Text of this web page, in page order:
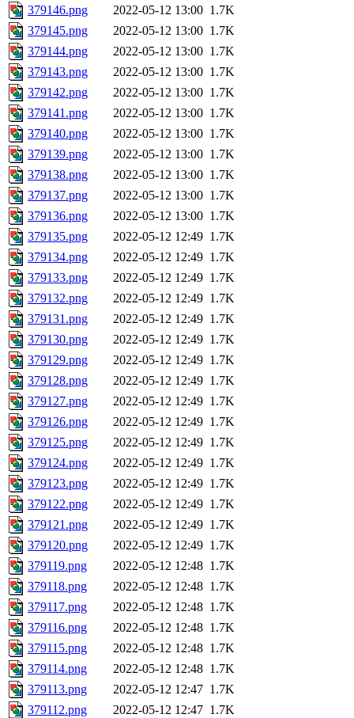
379146.png
2022-05-12 13:00 1.7K
379145.png
2022-05-12 13:00 1.7K
379144.png
2022-05-12 13:00 1.7K
379143.png
2022-05-12 13:00 1.7K
379142.png
2022-05-12 13:00 1.7K
379141.png
2022-05-12 13:00 1.7K
379140.png
2022-05-12 13:00 1.7K
379139.png
2022-05-12 13:00 1.7K
379138.png
2022-05-12 13:00 1.7K
379137.png
2022-05-12 13:00 1.7K
379136.png
2022-05-12 13:00 1.7K
379135.png
2022-05-12 12:49 1.7K
379134.png
2022-05-12 12:49 1.7K
379133.png
2022-05-12 12:49 1.7K
379132.png
2022-05-12 12:49 1.7K
379131.png
2022-05-12 12:49 1.7K
379130.png
2022-05-12 12:49 1.7K
379129.png
2022-05-12 12:49 1.7K
379128.png
2022-05-12 12:49 1.7K
379127.png
2022-05-12 12:49 1.7K
379126.png
2022-05-12 12:49 1.7K
379125.png
2022-05-12 12:49 1.7K
379124.png
2022-05-12 12:49 1.7K
379123.png
2022-05-12 12:49 1.7K
379122.png
2022-05-12 12:49 1.7K
379121.png
2022-05-12 12:49 1.7K
379120.png
2022-05-12 12:49 1.7K
379119.png
2022-05-12 12:48 1.7K
379118.png
2022-05-12 12:48 1.7K
379117.png
2022-05-12 12:48 1.7K
379116.png
2022-05-12 12:48 1.7K
379115.png
2022-05-12 12:48 1.7K
379114.png
2022-05-12 12:48 1.7K
379113.png
2022-05-12 12:47 1.7K
379112.png
2022-05-12 12:47 1.7K